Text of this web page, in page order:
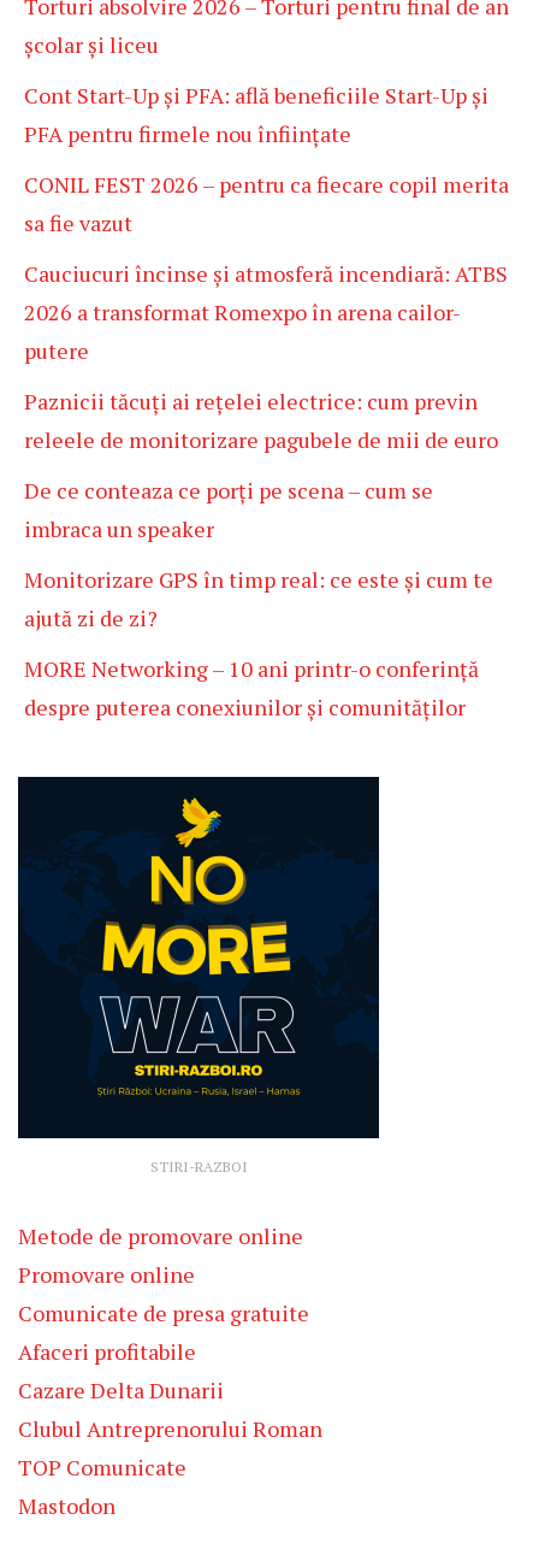
Torturi absolvire 2026 – Torturi pentru final de an
școlar și liceu
Cont Start-Up și PFA: află beneficiile Start-Up și
PFA pentru firmele nou înființate
CONIL FEST 2026 – pentru ca fiecare copil merita
sa fie vazut
Cauciucuri încinse și atmosferă incendiară: ATBS
2026 a transformat Romexpo în arena cailor-
putere
Paznicii tăcuți ai rețelei electrice: cum previn
releele de monitorizare pagubele de mii de euro
De ce conteaza ce porți pe scena – cum se
imbraca un speaker
Monitorizare GPS în timp real: ce este și cum te
ajută zi de zi?
MORE Networking – 10 ani printr-o conferință
despre puterea conexiunilor și comunităților
STIRI-RAZBOI
Metode de promovare online
Promovare online
Comunicate de presa gratuite
Afaceri profitabile
Cazare Delta Dunarii
Clubul Antreprenorului Roman
TOP Comunicate
Mastodon